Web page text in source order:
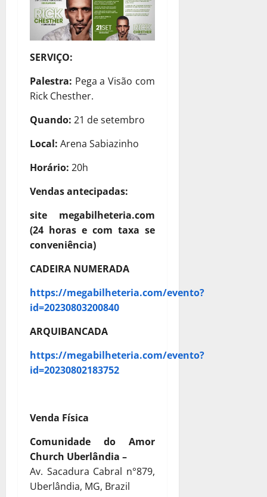
SERVIÇO:
Palestra: Pega a Visão com
Rick Chesther.
Quando: 21 de setembro
Local: Arena Sabiazinho
Horário: 20h
Vendas antecipadas:
site megabilheteria.com
(24 horas e com taxa se
conveniência)
CADEIRA NUMERADA
https://megabilheteria.com/evento?
id=20230803200840
ARQUIBANCADA
https://megabilheteria.com/evento?
id=20230802183752
Venda Física
Comunidade do Amor
Church Uberlândia –
Av. Sacadura Cabral n°879,
Uberlândia, MG, Brazil